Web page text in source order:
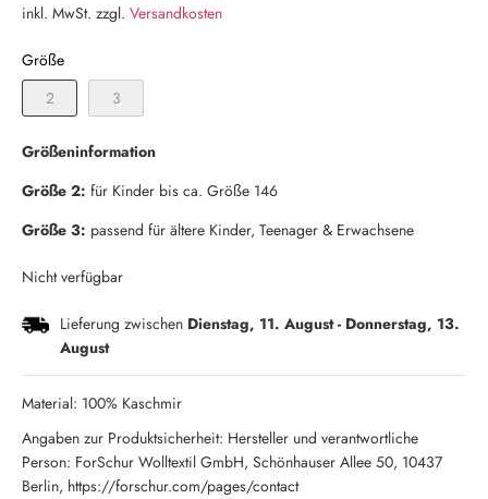
inkl. MwSt. zzgl. Versandkosten
Größe
2
3
Größeninformation
Größe 2: für Kinder bis ca. Größe 146
Größe 3: passend für ältere Kinder, Teenager & Erwachsene
Nicht verfügbar
Lieferung zwischen Dienstag, 11. August- Donnerstag, 13.
August
Material: 100% Kaschmir
Angaben zur Produktsicherheit: Hersteller und verantwortliche
Person: ForSchur Wolltextil GmbH, Schönhauser Allee 50, 10437
Berlin, https://forschur.com/pages/contact